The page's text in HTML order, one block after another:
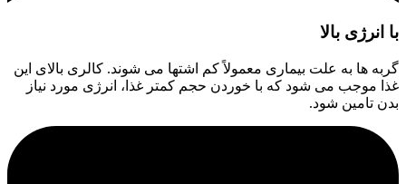
با انرژی بالا
گربه ها به علت بیماری معمولاً کم اشتها می شوند. کالری بالای این
غذا موجب می شود که با خوردن حجم کمتر غذا، انرژی مورد نیاز
بدن تامین شود.